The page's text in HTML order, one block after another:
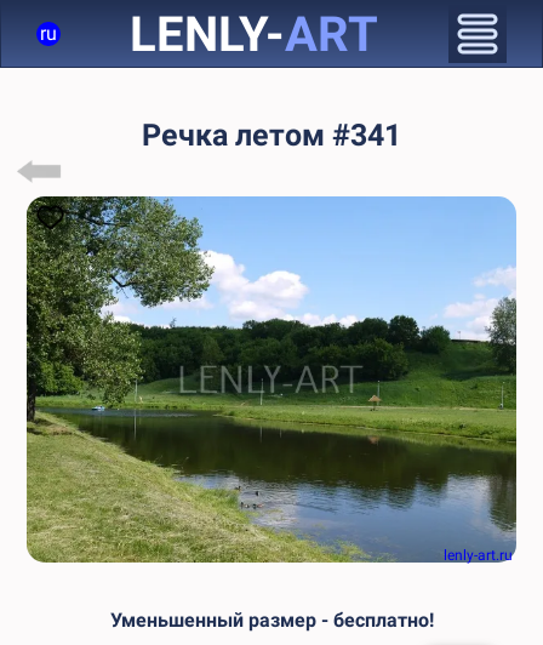
ru LENLY-ART
Речка летом #341
lenly-art.ru
Уменьшенный размер - бесплатно!